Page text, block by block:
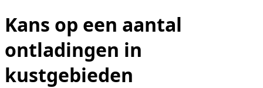
Kans op een aantal
ontladingen in
kustgebieden